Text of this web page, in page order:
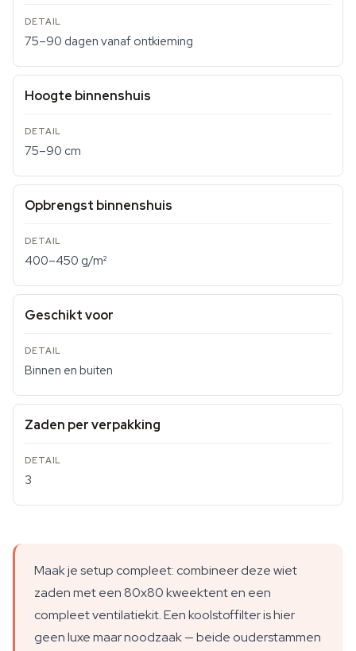
75–90 dagen vanaf ontkieming
Hoogte binnenshuis
75–90 cm
Opbrengst binnenshuis
400–450 g/m²
Geschikt voor
Binnen en buiten
Zaden per verpakking
3
Maak je setup compleet: combineer deze wiet
zaden met een 80x80 kweektent en een
compleet ventilatiekit. Een koolstoffilter is hier
geen luxe maar noodzaak — beide ouderstammen